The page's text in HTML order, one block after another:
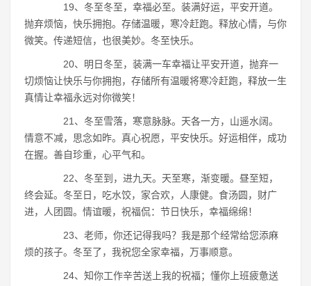
19、冬至冬至，幸福必至。装满好运，平安开道。
抛弃烦恼，快乐拥抱。存储温暖，寒冷赶跑。释放心情，与你
微笑。传递短信，也很美妙。冬至快乐。
20、明日冬至，装满一车幸福让平安开道，抛弃一
切烦恼让快乐与你拥抱，存储所有温暖将寒冷赶跑，释放一生
真情让幸福永远对你微笑！
21、冬至雪落，寒意脉脉。天各一方，山遥水阔。
情意不减，思念如昨。真心祝愿，平安快乐。好运相伴，成功
在握。善自珍重，心平气和。
22、冬至到，进九天。天至寒，渐变暖。昼至短，
终会延。冬至日，吃水饺，家合欢，人康健。食汤圆，财广
进，人团圆。情谊暖，祝福侃：节日快乐，幸福绵绵！
23、老师，你还记得我吗？我是那个经常给您添麻
烦的孩子。冬至了，我祝您全家幸福，万事顺意。
24、知你工作辛苦送上我的祝福；懂你上班疲惫送